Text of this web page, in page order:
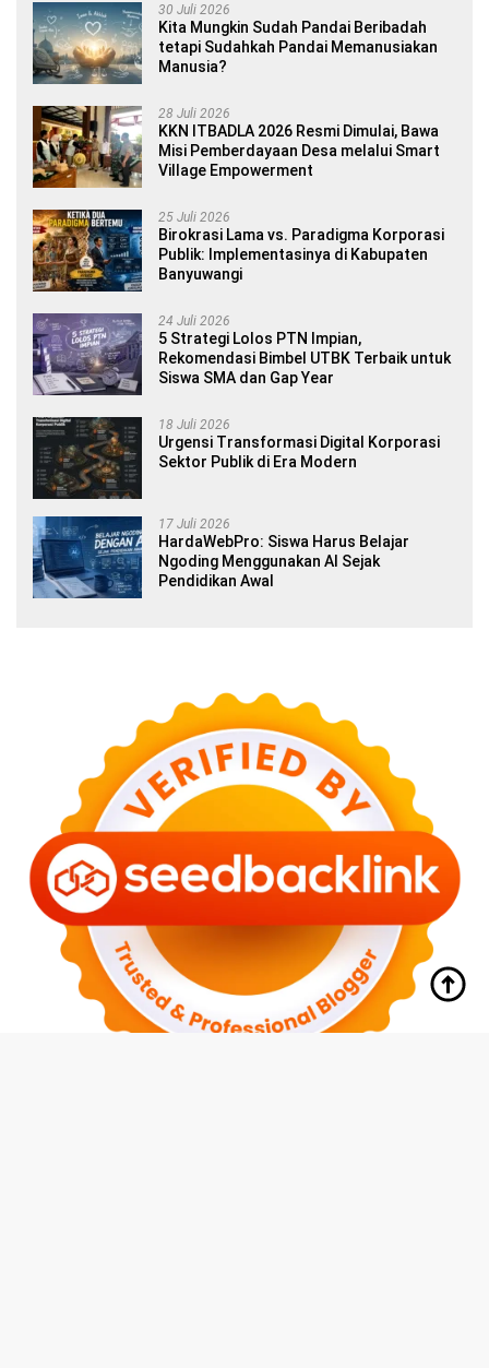
30 Juli 2026
Kita Mungkin Sudah Pandai Beribadah
tetapi Sudahkah Pandai Memanusiakan
Manusia?
28 Juli 2026
KKN ITBADLA 2026 Resmi Dimulai, Bawa
Misi Pemberdayaan Desa melalui Smart
Village Empowerment
25 Juli 2026
Birokrasi Lama vs. Paradigma Korporasi
Publik: Implementasinya di Kabupaten
Banyuwangi
24 Juli 2026
5 Strategi Lolos PTN Impian,
Rekomendasi Bimbel UTBK Terbaik untuk
Siswa SMA dan Gap Year
18 Juli 2026
Urgensi Transformasi Digital Korporasi
Sektor Publik di Era Modern
17 Juli 2026
HardaWebPro: Siswa Harus Belajar
Ngoding Menggunakan AI Sejak
Pendidikan Awal